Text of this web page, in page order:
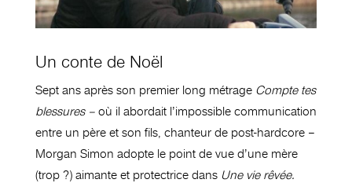
Un conte de Noël
Sept ans après son premier long métrage Compte tes
blessures – où il abordait l’impossible communication
entre un père et son fils, chanteur de post-hardcore –
Morgan Simon adopte le point de vue d’une mère
(trop ?) aimante et protectrice dans Une vie rêvée.